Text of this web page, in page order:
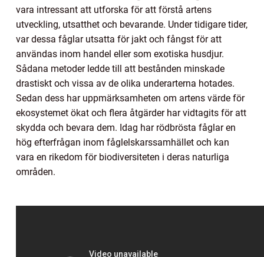
vara intressant att utforska för att förstå artens
utveckling, utsatthet och bevarande. Under tidigare tider,
var dessa fåglar utsatta för jakt och fångst för att
användas inom handel eller som exotiska husdjur.
Sådana metoder ledde till att bestånden minskade
drastiskt och vissa av de olika underarterna hotades.
Sedan dess har uppmärksamheten om artens värde för
ekosystemet ökat och flera åtgärder har vidtagits för att
skydda och bevara dem. Idag har rödbrösta fåglar en
hög efterfrågan inom fåglelskarssamhället och kan
vara en rikedom för biodiversiteten i deras naturliga
områden.